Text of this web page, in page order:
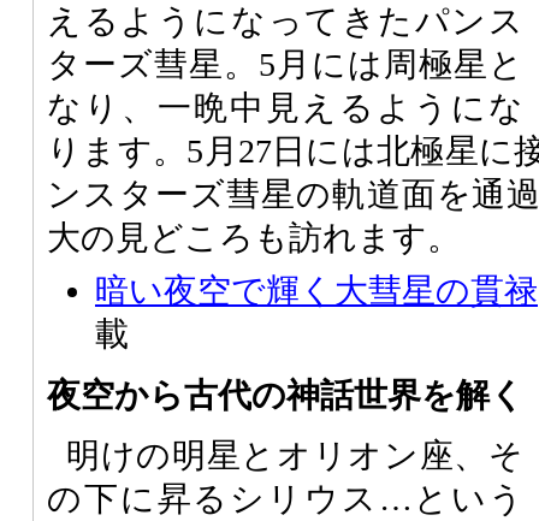
えるようになってきたパンス
ターズ彗星。5月には周極星と
なり、一晩中見えるようにな
ります。5月27日には北極星に
ンスターズ彗星の軌道面を通
大の見どころも訪れます。
暗い夜空で輝く大彗星の貫禄
載
夜空から古代の神話世界を解く
明けの明星とオリオン座、そ
の下に昇るシリウス…という